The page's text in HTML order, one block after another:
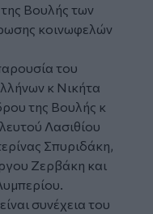
Βουλής των
κοινωφελών
του
κ Νικήτα
της Βουλής κ
Λασιθίου
Σπυριδάκη,
Ζερβάκη και
συνέχεια του